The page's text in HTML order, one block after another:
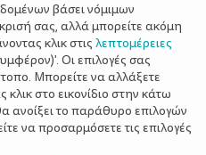
σαλάτες
βάσει νόμιμων
σας, αλλά μπορείτε ακόμη
κλικ στις λεπτομέρειες
Οι επιλογές σας
Μπορείτε να αλλάξετε
στο εικονίδιο στην κάτω
ανοίξει το παράθυρο επιλογών
να προσαρμόσετε τις επιλογές